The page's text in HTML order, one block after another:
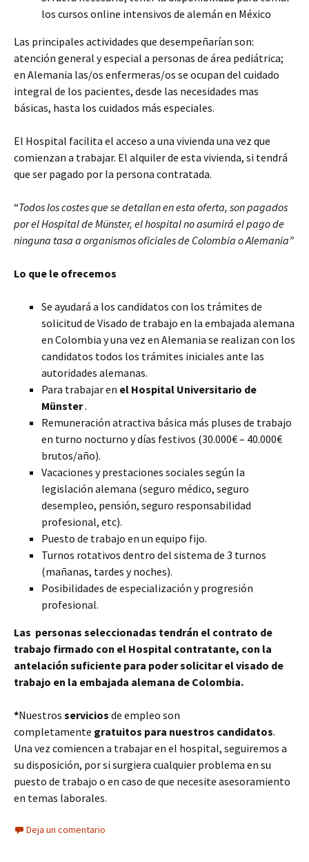
los cursos online intensivos de alemán en México
Las principales actividades que desempeñarían son:
atención general y especial a personas de área pediátrica;
en Alemania las/os enfermeras/os se ocupan del cuidado
integral de los pacientes, desde las necesidades mas
básicas, hasta los cuidados más especiales.
El Hospital facilita el acceso a una vivienda una vez que
comienzan a trabajar. El alquiler de esta vivienda, si tendrá
que ser pagado por la persona contratada.
“Todos los costes que se detallan en esta oferta, son pagados
por el Hospital de Münster, el hospital no asumirá el pago de
ninguna tasa a organismos oficiales de Colombia o Alemania”
Lo que le ofrecemos
Se ayudará a los candidatos con los trámites de
solicitud de Visado de trabajo en la embajada alemana
en Colombia y una vez en Alemania se realizan con los
candidatos todos los trámites iniciales ante las
autoridades alemanas.
Para trabajar en el Hospital Universitario de
Münster.
Remuneración atractiva básica más pluses de trabajo
en turno nocturno y días festivos (30.000€ – 40.000€
brutos/año).
Vacaciones y prestaciones sociales según la
legislación alemana (seguro médico, seguro
desempleo, pensión, seguro responsabilidad
profesional, etc).
Puesto de trabajo en un equipo fijo.
Turnos rotativos dentro del sistema de 3 turnos
(mañanas, tardes y noches).
Posibilidades de especialización y progresión
profesional.
Las personas seleccionadas tendrán el contrato de
trabajo firmado con el Hospital contratante, con la
antelación suficiente para poder solicitar el visado de
trabajo en la embajada alemana de Colombia.
*Nuestros servicios de empleo son
completamente gratuitos para nuestros candidatos.
Una vez comiencen a trabajar en el hospital, seguiremos a
su disposición, por si surgiera cualquier problema en su
puesto de trabajo o en caso de que necesite asesoramiento
en temas laborales.
Deja un comentario